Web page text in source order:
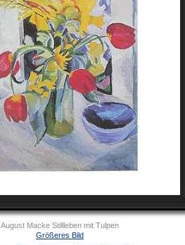
August Macke Stillleben mit Tulpen
Größeres Bild